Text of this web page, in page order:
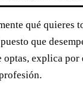
qué quieres
que
explica por